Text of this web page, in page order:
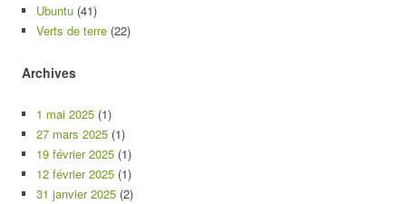
Ubuntu (41)
Verts de terre (22)
Archives
1 mai 2025 (1)
27 mars 2025 (1)
19 février 2025 (1)
12 février 2025 (1)
31 janvier 2025 (2)